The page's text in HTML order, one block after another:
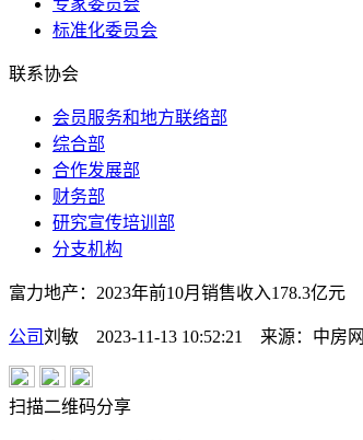
专家委员会
标准化委员会
联系协会
会员服务和地方联络部
综合部
合作发展部
财务部
研究宣传培训部
分支机构
富力地产：2023年前10月销售收入178.3亿元
公司刘敏 2023-11-13 10:52:21 来源： 中房网
扫描二维码分享